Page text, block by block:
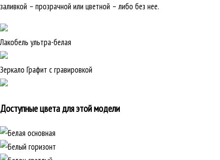
заливкой – прозрачной или цветной – либо без нее.
Лакобель ультра-белая
Зеркало Графит с гравировкой
Доступные цвета для этой модели